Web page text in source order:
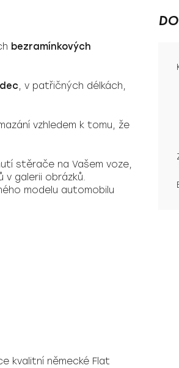
bezramínkových
, v patřičných délkách,
vzhledem k tomu, že
stěrače na Vašem voze,
galerii obrázků.
modelu automobilu
kvalitní německé Flat